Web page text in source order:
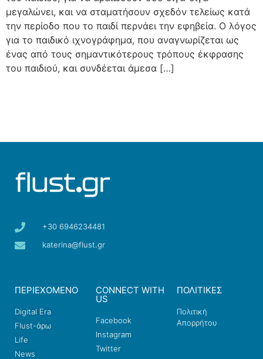
μεγαλώνει, και να σταματήσουν σχεδόν τελείως κατά
την περίοδο που το παιδί περνάει την εφηβεία. Ο λόγος
για το παιδικό ιχνογράφημα, που αναγνωρίζεται ως
ένας από τους σημαντικότερους τρόπους έκφρασης
του παιδιού, και συνδέεται άμεσα […]
+30 6946234481
katerina@flust.gr
ΠΕΡΙΕΧΟΜΕΝΟ
Digital Era
Flust-άρω
Life
News
CONNECT WITH
US
Facebook
Instagram
Twitter
ΠΟΛΙΤΙΚΕΣ
Πολιτική
Απορρήτου